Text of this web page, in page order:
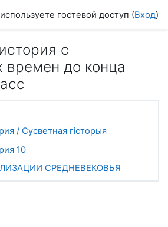
гостевой доступ (Вход)
с
до конца
/ Сусветная гісторыя
10
СРЕДНЕВЕКОВЬЯ